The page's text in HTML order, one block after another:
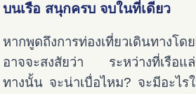
บนเรือ สนุกครบ จบในที่เดียว
หากพูดถึงการท่องเที่ยวเดินทางโ
อาจจะสงสัยว่า ระหว่างที่เรือแ
ทางนั้น จะน่าเบื่อไหม? จะมีอะไร